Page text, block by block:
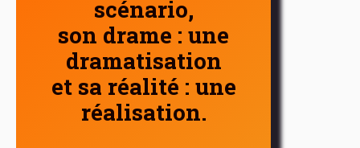
scénario,
son drame : une
dramatisation
et sa réalité : une
réalisation.